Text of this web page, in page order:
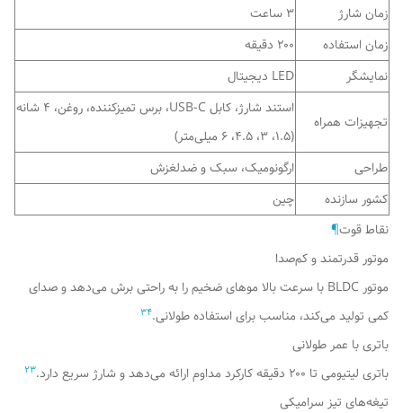
زمان شارژ
۳ ساعت
زمان استفاده
۲۰۰ دقیقه
نمایشگر
LED دیجیتال
تجهیزات همراه
استند شارژ، کابل USB-C، برس تمیزکننده، روغن، ۴ شانه
(۱.۵، ۳، ۴.۵، ۶ میلی‌متر)
طراحی
ارگونومیک، سبک و ضدلغزش
کشور سازنده
چین
نقاط قوت¶
موتور قدرتمند و کم‌صدا
موتور BLDC با سرعت بالا موهای ضخیم را به راحتی برش می‌دهد و صدای
کمی تولید می‌کند، مناسب برای استفاده طولانی. 34
باتری با عمر طولانی
باتری لیتیومی تا ۲۰۰ دقیقه کارکرد مداوم ارائه می‌دهد و شارژ سریع دارد.
23
تیغه‌های تیز سرامیکی